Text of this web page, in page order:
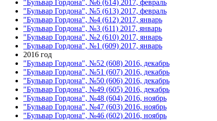
"Бульвар Гордона", №6 (614) 2017, февраль
"Бульвар Гордона", №5 (613) 2017, февраль
"Бульвар Гордона", №4 (612) 2017, январь
"Бульвар Гордона", №3 (611) 2017, январь
"Бульвар Гордона", №2 (610) 2017, январь
"Бульвар Гордона", №1 (609) 2017, январь
2016 год
"Бульвар Гордона", №52 (608) 2016, декабрь
"Бульвар Гордона", №51 (607) 2016, декабрь
"Бульвар Гордона", №50 (606) 2016, декабрь
"Бульвар Гордона", №49 (605) 2016, декабрь
"Бульвар Гордона", №48 (604) 2016, ноябрь
"Бульвар Гордона", №47 (603) 2016, ноябрь
"Бульвар Гордона", №46 (602) 2016, ноябрь